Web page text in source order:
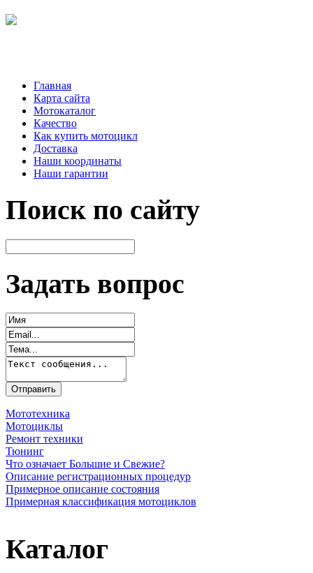
Главная
Карта сайта
Мотокаталог
Качество
Как купить мотоцикл
Доставка
Наши координаты
Наши гарантии
Поиск по сайту
Задать вопрос
Мототехника
Мотоциклы
Ремонт техники
Тюнинг
Что означает Большие и Свежие?
Описание регистрационных процедур
Примерное описание состояния
Примерная классификация мотоциклов
Каталог